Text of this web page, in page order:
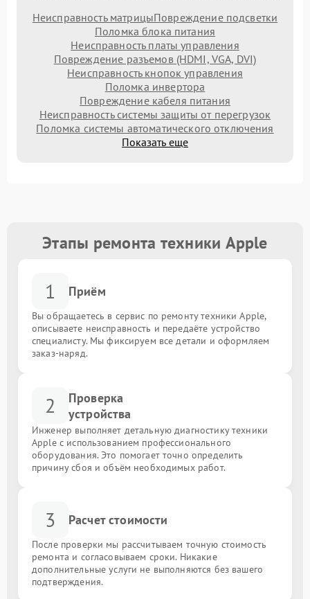
Неисправность матрицыПовреждение подсветки
Поломка блока питания
Неисправность платы управления
Повреждение разъемов (HDMI, VGA, DVI)
Неисправность кнопок управления
Поломка инвертора
Повреждение кабеля питания
Неисправность системы защиты от перегрузок
Поломка системы автоматического отключения
Показать еще
Этапы ремонта техники Apple
1 Приём
Вы обращаетесь в сервис по ремонту техники Apple,
описываете неисправность и передаёте устройство
специалисту. Мы фиксируем все детали и оформляем
заказ-наряд.
2
Проверка
устройства
Инженер выполняет детальную диагностику техники
Apple с использованием профессионального
оборудования. Это помогает точно определить
причину сбоя и объём необходимых работ.
3 Расчет стоимости
После проверки мы рассчитываем точную стоимость
ремонта и согласовываем сроки. Никакие
дополнительные услуги не выполняются без вашего
подтверждения.